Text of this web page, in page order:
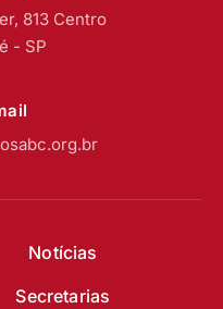
Notícias
Secretarias
813 Centro
- SP